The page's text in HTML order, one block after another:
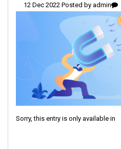
12 Dec 2022 Posted by admin
Sorry, this entry is only available in